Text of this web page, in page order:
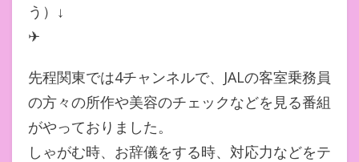
う）↓
✈
先程関東では4チャンネルで、JALの客室乗務員
の方々の所作や美容のチェックなどを見る番組
がやっておりました。
しゃがむ時、お辞儀をする時、対応力などをテ